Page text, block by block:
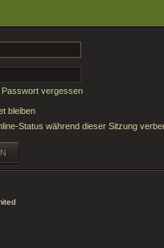
Passwort vergessen
bleiben
Status während dieser Sitzung